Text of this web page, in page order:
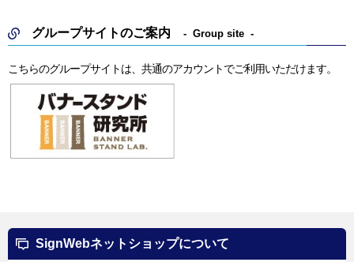
グループサイトのご案内 Group site
こちらのグループサイトは、共通のアカウントでご利用いただけます。
SignWebネットショップについて